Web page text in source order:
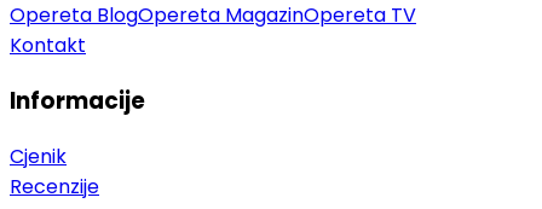
Opereta BlogOpereta MagazinOpereta TV
Kontakt
Informacije
Cjenik
Recenzije